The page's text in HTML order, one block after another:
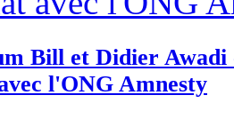
Bill et Didier
l'ONG Amnesty